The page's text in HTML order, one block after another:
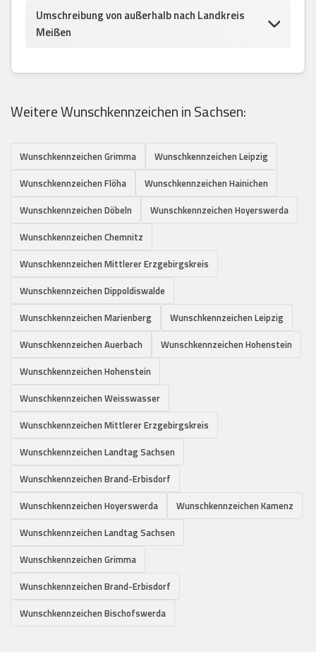
Umschreibung von außerhalb nach Landkreis
Meißen
Weitere Wunschkennzeichen in Sachsen:
Wunschkennzeichen Grimma
Wunschkennzeichen Leipzig
Wunschkennzeichen Flöha
Wunschkennzeichen Hainichen
Wunschkennzeichen Döbeln
Wunschkennzeichen Hoyerswerda
Wunschkennzeichen Chemnitz
Wunschkennzeichen Mittlerer Erzgebirgskreis
Wunschkennzeichen Dippoldiswalde
Wunschkennzeichen Marienberg
Wunschkennzeichen Leipzig
Wunschkennzeichen Auerbach
Wunschkennzeichen Hohenstein
Wunschkennzeichen Hohenstein
Wunschkennzeichen Weisswasser
Wunschkennzeichen Mittlerer Erzgebirgskreis
Wunschkennzeichen Landtag Sachsen
Wunschkennzeichen Brand-Erbisdorf
Wunschkennzeichen Hoyerswerda
Wunschkennzeichen Kamenz
Wunschkennzeichen Landtag Sachsen
Wunschkennzeichen Grimma
Wunschkennzeichen Brand-Erbisdorf
Wunschkennzeichen Bischofswerda